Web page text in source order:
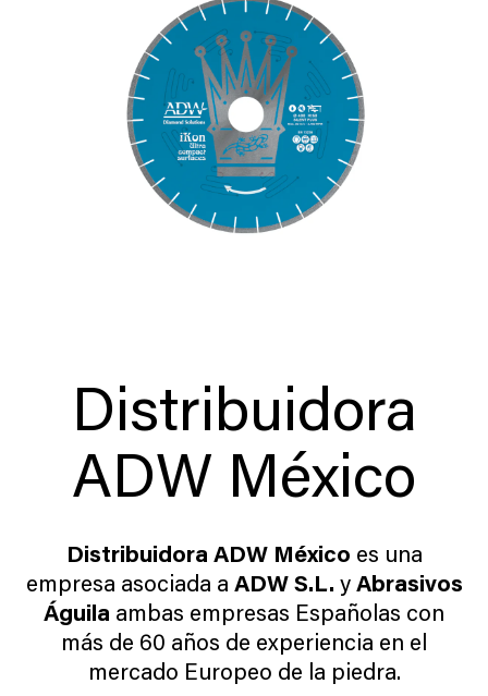
Distribuidora
ADW México
Distribuidora ADW México es una
empresa asociada a ADW S.L. yAbrasivos
Águila ambas empresas Españolas con
más de 60 años de experiencia en el
mercado Europeo de la piedra.